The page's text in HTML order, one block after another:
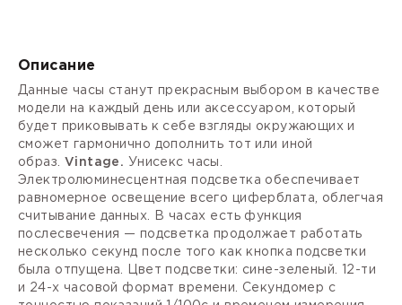
Описание
Данные часы станут прекрасным выбором в качестве
модели на каждый день или аксессуаром, который
будет приковывать к себе взгляды окружающих и
сможет гармонично дополнить тот или иной
образ. Vintage. Унисекс часы.
Электролюминесцентная подсветка обеспечивает
равномерное освещение всего циферблата, облегчая
считывание данных. В часах есть функция
послесвечения — подсветка продолжает работать
несколько секунд после того как кнопка подсветки
была отпущена. Цвет подсветки: сине-зеленый.
12-ти
и 24-х часовой формат времени. Секундомер с